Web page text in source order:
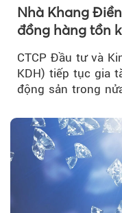
Nhà Khang
đồng hàng tồn
CTCP Đầu tư và
KDH) tiếp tục gia
động sản trong